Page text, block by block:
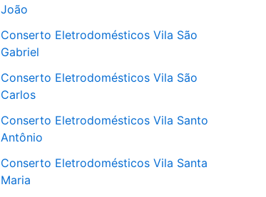
João
Conserto Eletrodomésticos Vila São
Gabriel
Conserto Eletrodomésticos Vila São
Carlos
Conserto Eletrodomésticos Vila Santo
Antônio
Conserto Eletrodomésticos Vila Santa
Maria